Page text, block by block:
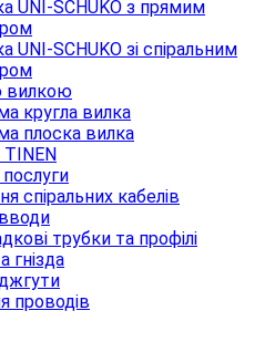
UNI-SCHUKO з прямим
UNI-SCHUKO зі спіральним
вилкою
кругла вилка
плоска вилка
спіральних кабелів
трубки та профілі
гнізда
проводів